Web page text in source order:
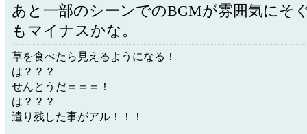
あと一部のシーンでのBGMが雰囲気にそ
もマイナスかな。
草を食べたら見えるようになる！
は？？？
せんとうだ＝＝＝！
は？？？
遣り残した事がアル！！！